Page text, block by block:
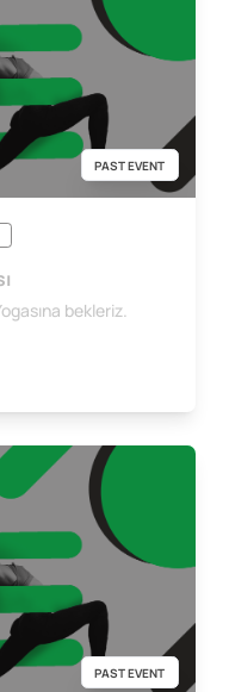
PAST EVENT
bekleriz.
PAST EVENT